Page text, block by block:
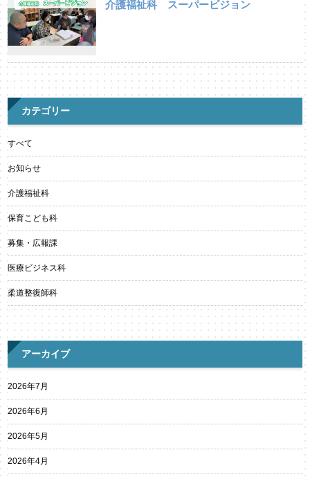
介護福祉科 スーパービジョン
カテゴリー
すべて
お知らせ
介護福祉科
保育こども科
募集・広報課
医療ビジネス科
柔道整復師科
アーカイブ
2026年7月
2026年6月
2026年5月
2026年4月